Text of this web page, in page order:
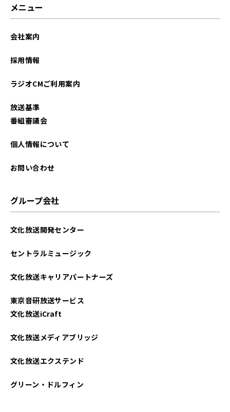
メニュー
会社案内
採用情報
ラジオCMご利用案内
放送基準
番組審議会
個人情報について
お問い合わせ
グループ会社
文化放送開発センター
セントラルミュージック
文化放送キャリアパートナーズ
東京音研放送サービス
文化放送iCraft
文化放送メディアブリッジ
文化放送エクステンド
グリーン・ドルフィン